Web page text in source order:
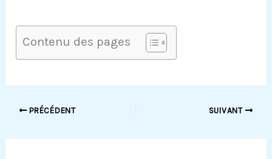
Contenu des pages
PRÉCÉDENT SUIVANT